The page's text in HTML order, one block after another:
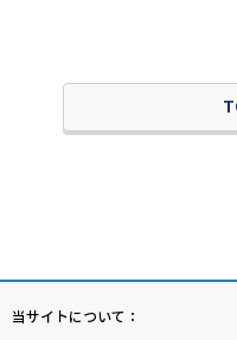
当サイトについて：